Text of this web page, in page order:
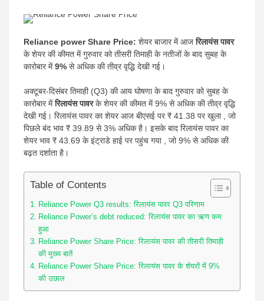
Reliance power Share Price: शेयर बाजार में आजरिलायंस पावर
के शेयर की कीमत में गुरुवार को तीसरी तिमाही के नतीजों के बाद सुबह के
कारोबार में9% से अधिक की तीव्र वृद्धि देखी गई।
अक्टूबर-दिसंबर तिमाही (Q3) की आय घोषणा के बाद गुरुवार को सुबह के
कारोबार मेंरिलायंस पावरके शेयर की कीमत में 9% से अधिक की तीव्र वृद्धि
देखी गई। रिलायंस पावर का शेयर आज बीएसई पर ₹ 41.38 पर खुला , जो
पिछले बंद भाव ₹ 39.89 से 3% अधिक है। इसके बाद रिलायंस पावर का
शेयर भाव ₹ 43.69 के इंट्राडे हाई पर पहुंच गया , जो 9% से अधिक की
बढ़त दर्शाता है।
Table of Contents
Reliance Power Q3 results: रिलायंस पावर Q3 परिणाम
Reliance Power’s debt reduced: रिलायंस पावर का ऋण कम
हुआ
Reliance Power Share Price: रिलायंस पावर की तीसरी तिमाही
की मुख्य बातें
Reliance Power Share Price: रिलायंस पावर के शेयरों में 9%
की उछाल